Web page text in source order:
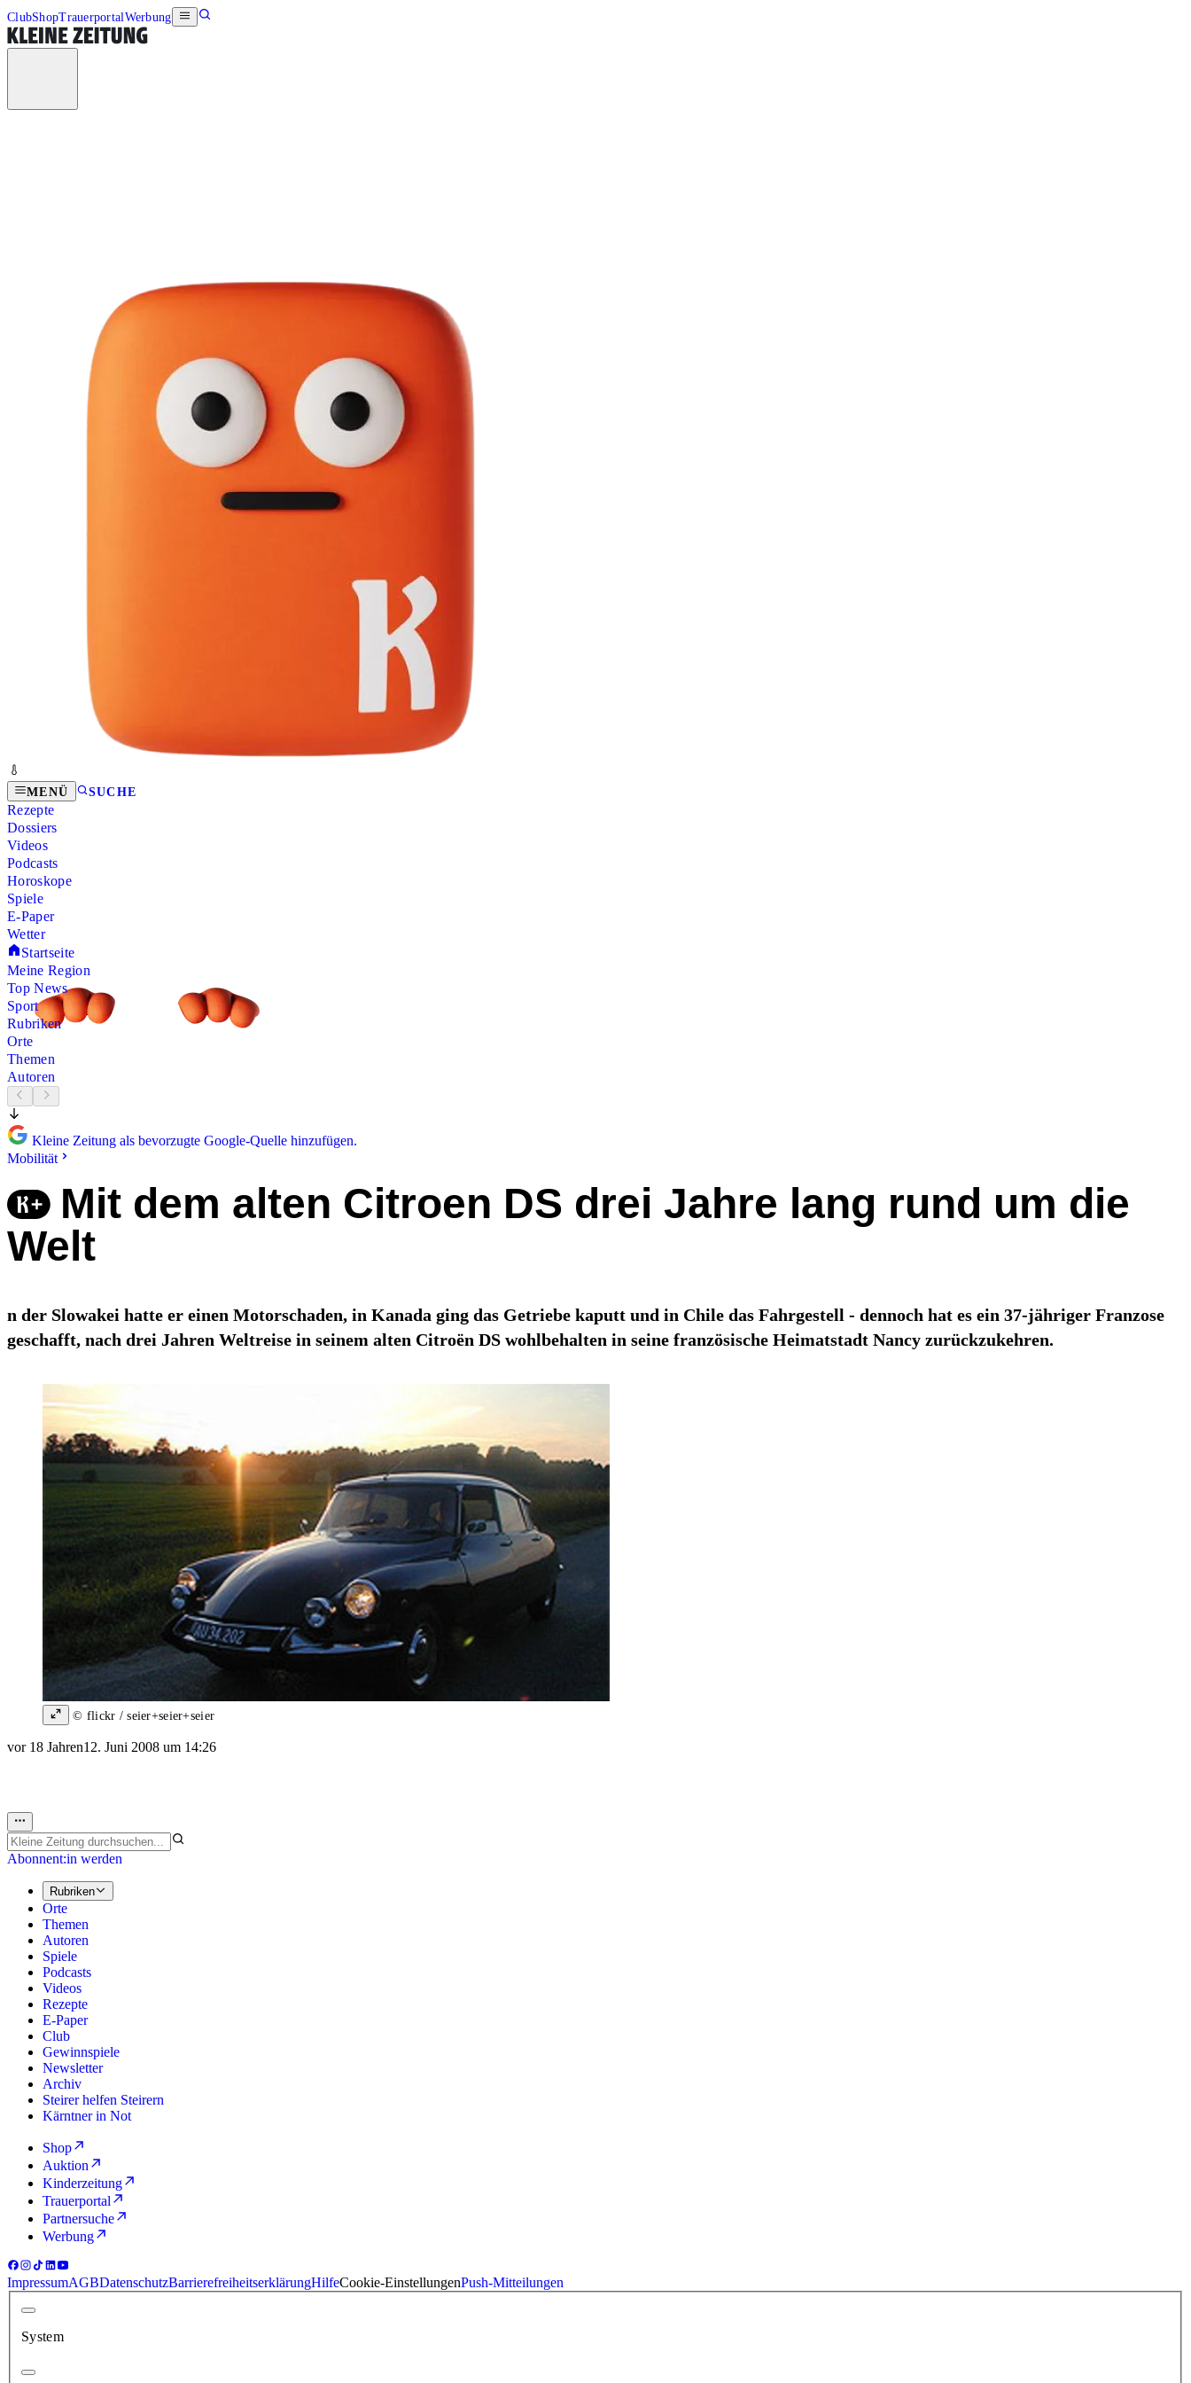
ClubShopTrauerportalWerbung
MENÜ SUCHE
Rezepte
Dossiers
Videos
Podcasts
Horoskope
Spiele
E-Paper
Wetter
Startseite
Meine Region
Top News
Sport
Rubriken
Orte
Themen
Autoren
Kleine Zeitung als bevorzugte Google-Quelle hinzufügen.
Mobilität
Mit dem alten Citroen DS drei Jahre lang rund um die
Welt
n der Slowakei hatte er einen Motorschaden, in Kanada ging das Getriebe kaputt und in Chile das Fahrgestell - dennoch hat es ein 37-jähriger Franzose
geschafft, nach drei Jahren Weltreise in seinem alten Citroën DS wohlbehalten in seine französische Heimatstadt Nancy zurückzukehren.
© flickr / seier+seier+seier
vor 18 Jahren12. Juni 2008 um 14:26
Abonnent:in werden
Rubriken
Orte
Themen
Autoren
Spiele
Podcasts
Videos
Rezepte
E-Paper
Club
Gewinnspiele
Newsletter
Archiv
Steirer helfen Steirern
Kärntner in Not
Shop
Auktion
Kinderzeitung
Trauerportal
Partnersuche
Werbung
ImpressumAGBDatenschutzBarrierefreiheitserklärungHilfeCookie-EinstellungenPush-Mitteilungen
System